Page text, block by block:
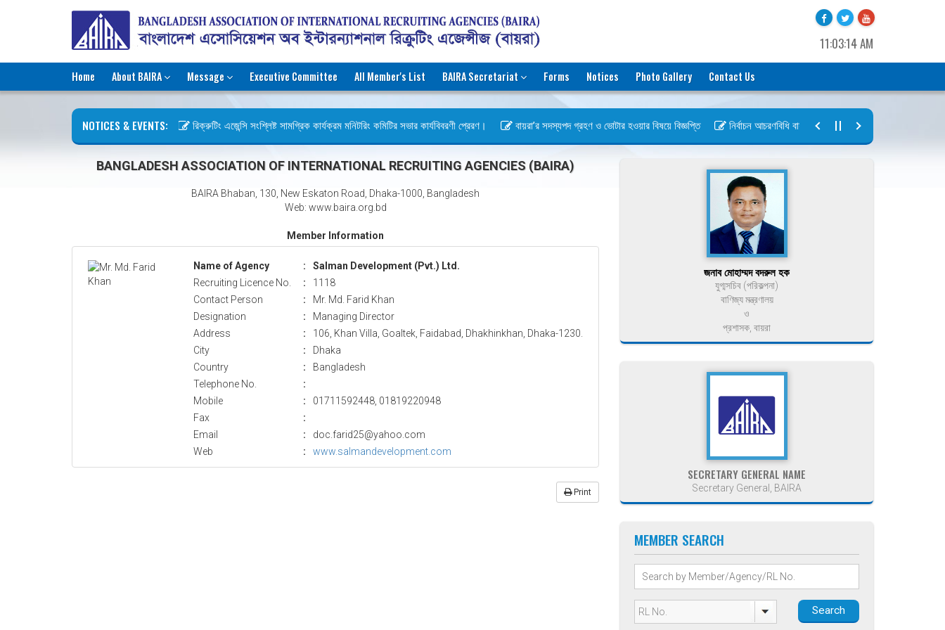
11:03:14 AM
Home About BAIRA Message Executive Committee All Member's List BAIRA Secretariat Forms Notices Photo Gallery Contact Us
NOTICES & EVENTS: রিক্রুটিং এজেন্সি সংশ্লিষ্ট সামগ্রিক কার্যক্রম মনিটরিং কমিটির সভার কার্যবিবরণী প্রেরণ। বায়রা’র সদস্যপদ গ্রহণ ও ভোটার হওয়ার বিষয়ে বিজ্ঞপ্তি নির্বাচন আচরণবিধি বায়রা ২০২৬-২০২৮
BANGLADESH ASSOCIATION OF INTERNATIONAL RECRUITING AGENCIES (BAIRA)
BAIRA Bhaban, 130, New Eskaton Road, Dhaka-1000, Bangladesh
Web: www.baira.org.bd
Member Information
Name of Agency :
Salman Development (Pvt.) Ltd.
Recruiting Licence No.
:
1118
Contact Person
:
Mr. Md. Farid Khan
Designation
:
Managing Director
Address
:
106, Khan Villa, Goaltek, Faidabad, Dhakhinkhan, Dhaka-1230.
City
:
Dhaka
Country
:
Bangladesh
Telephone No.
:
Mobile
:
01711592448, 01819220948
Fax
:
Email
:
doc.farid25@yahoo.com
Web
: www.salmandevelopment.com
Print
জনাব মোহাম্মদ বদরুল হক
যুগ্মসচিব (পরিকল্পনা)
বাণিজ্য মন্ত্রণালয়
ও
প্রশাসক, বায়রা
SECRETARY GENERAL NAME
Secretary General, BAIRA
MEMBER SEARCH
Search